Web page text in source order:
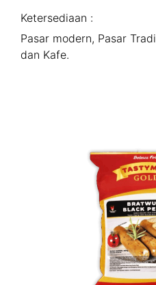
Ketersediaan :
Pasar modern, Pasar
dan Kafe.